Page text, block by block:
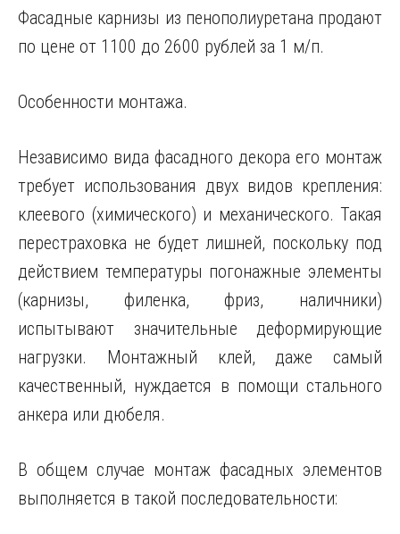
Фасадные карнизы из пенополиуретана продают
по цене от 1100 до 2600 рублей за 1 м/п.
Особенности монтажа.
Независимо вида фасадного декора его монтаж
требует использования двух видов крепления:
клеевого (химического) и механического. Такая
перестраховка не будет лишней, поскольку под
действием температуры погонажные элементы
(карнизы, филенка, фриз, наличники)
испытывают значительные деформирующие
нагрузки. Монтажный клей, даже самый
качественный, нуждается в помощи стального
анкера или дюбеля.
В общем случае монтаж фасадных элементов
выполняется в такой последовательности: